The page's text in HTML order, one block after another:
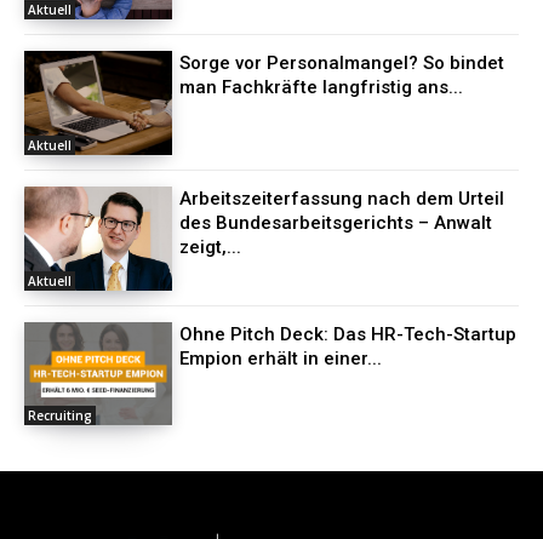
Aktuell
Aktuell
Sorge vor Personalmangel? So bindet
man Fachkräfte langfristig ans...
Aktuell
Arbeitszeiterfassung nach dem Urteil
des Bundesarbeitsgerichts – Anwalt
zeigt,...
Recruiting
Ohne Pitch Deck: Das HR-Tech-Startup
Empion erhält in einer...